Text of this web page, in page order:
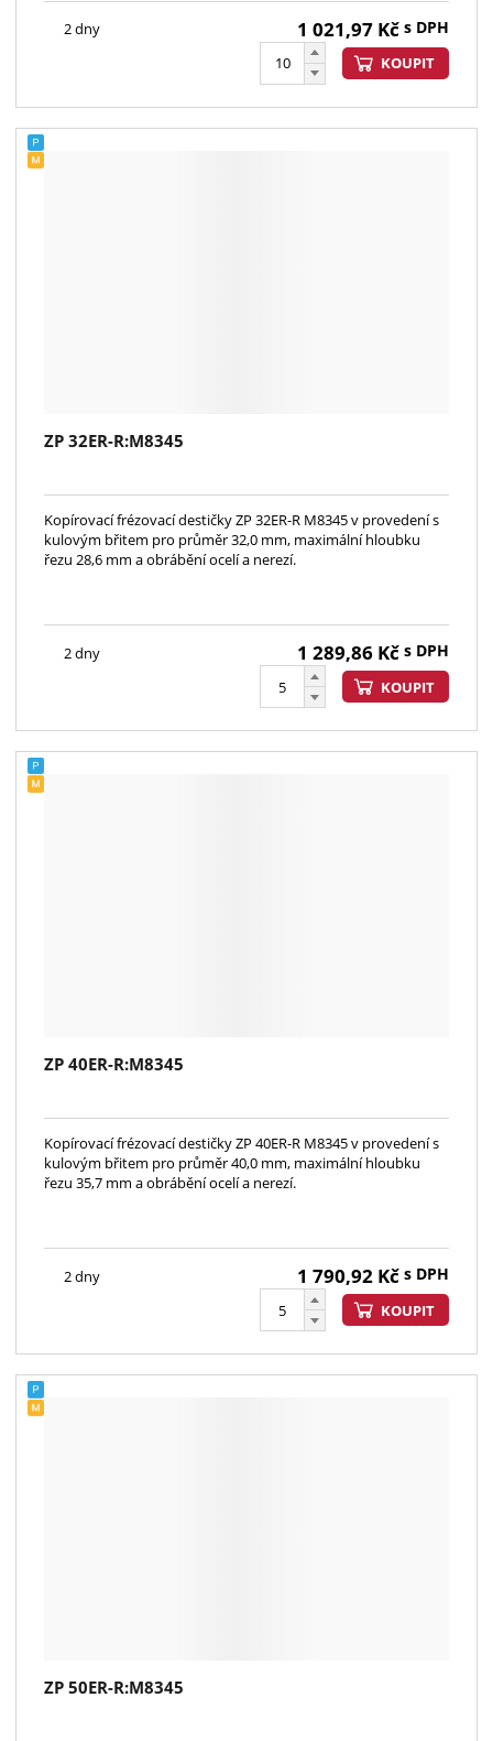
2 dny 1 021,97 Kč s DPH
KOUPIT
ZP 32ER-R:M8345
Kopírovací frézovací destičky ZP 32ER-R M8345 v provedení s
kulovým břitem pro průměr 32,0 mm, maximální hloubku
řezu 28,6 mm a obrábění ocelí a nerezí.
2 dny 1 289,86 Kč s DPH
KOUPIT
ZP 40ER-R:M8345
Kopírovací frézovací destičky ZP 40ER-R M8345 v provedení s
kulovým břitem pro průměr 40,0 mm, maximální hloubku
řezu 35,7 mm a obrábění ocelí a nerezí.
2 dny 1 790,92 Kč s DPH
KOUPIT
ZP 50ER-R:M8345